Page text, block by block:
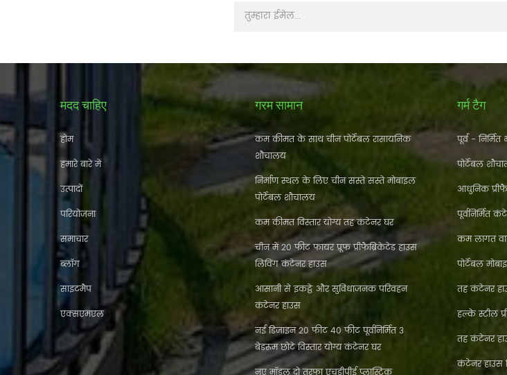
मदद चाहिए
होम
हमारे बारे में
उत्पादों
परियोजना
समाचार
ब्लॉग
साइटमैप
एक्सएमएल
गरम सामान
कम कीमत के साथ चीन पोर्टेबल रासायनिक
शौचालय
निर्माण स्थल के लिए चीन सस्ते सस्ते मोबाइल
पोर्टेबल शौचालय
कम कीमत विस्तार योग्य तह कंटेनर घर
चीन में 20 फीट फायर प्रूफ प्रीफैब्रिकेटेड हाउस
लिविंग कंटेनर हाउस
आसानी से इकट्ठे और सुविधाजनक परिवहन
कंटेनर हाउस
नई डिजाइन 20 फीट 40 फीट पूर्वनिर्मित 3
बेडरूम छोटे विस्तार योग्य कंटेनर घर
गर्म टैग
पूर्व -
पोर्टेबल
आधुनिक
पूर्वनिर्मित
कम लागत
पोर्टेबल
तह कंटेनर
हल्के स्टील
तह कंटेनर
कंटेनर हाउस